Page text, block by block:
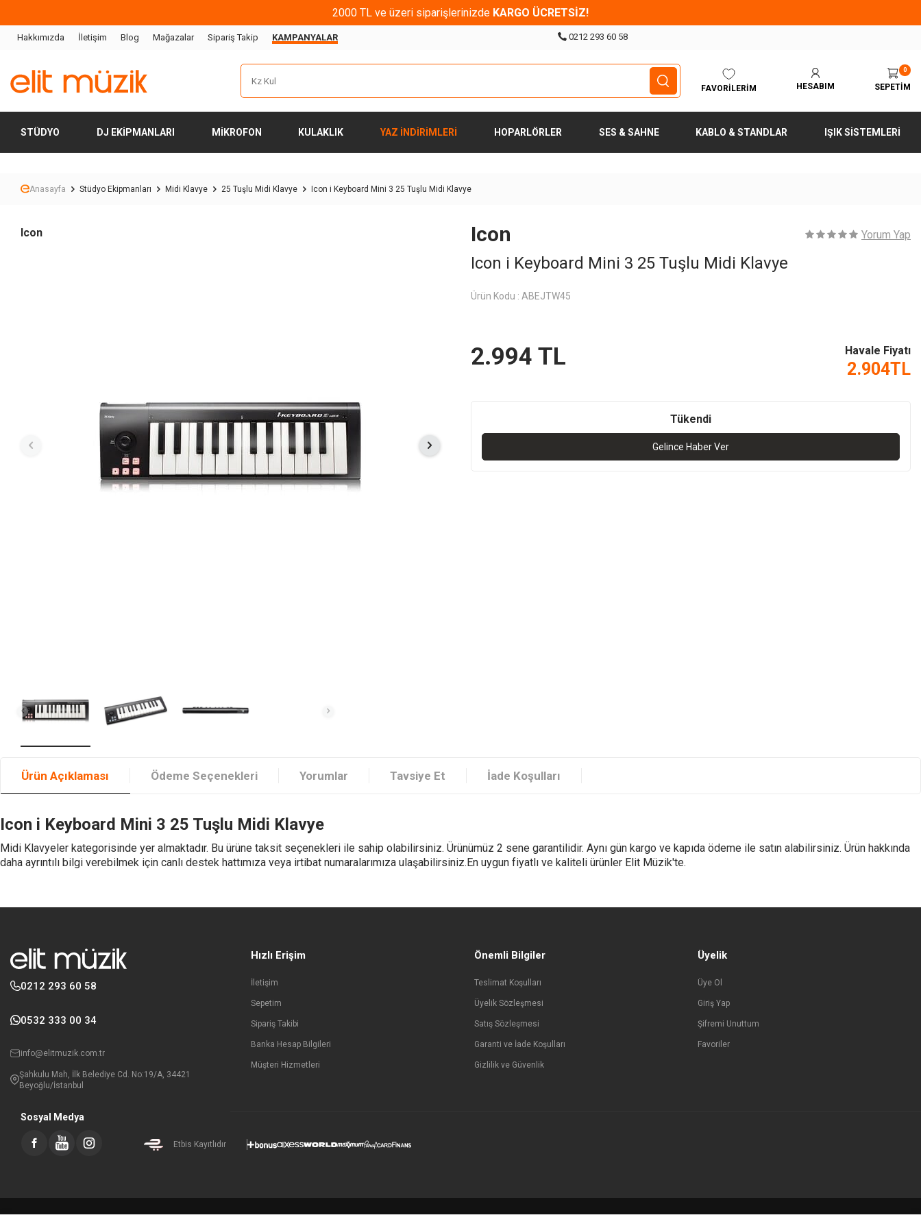
2000 TL ve üzeri siparişlerinizde KARGO ÜCRETSİZ!
Hakkımızda İletişim Blog Mağazalar Sipariş Takip KAMPANYALAR 0212 293 60 58
FAVORILERIM HESABIM
0
SEPETIM
STÜDYO DJ EKIPMANLARI MIKROFON KULAKLIK YAZ İNDİRİMLERİ HOPARLÖRLER SES & SAHNE KABLO & STANDLAR IŞIK SISTEMLERI
Anasayfa Stüdyo Ekipmanları Midi Klavye 25 Tuşlu Midi Klavye Icon i Keyboard Mini 3 25 Tuşlu Midi Klavye
Icon Icon Yorum Yap
Icon i Keyboard Mini 3 25 Tuşlu Midi Klavye
Ürün Kodu : ABEJTW45
2.994 TL Havale Fiyatı
2.904TL
Tükendi
Gelince Haber Ver
Ürün Açıklaması Ödeme Seçenekleri Yorumlar Tavsiye Et İade Koşulları
Icon i Keyboard Mini 3 25 Tuşlu Midi Klavye
Midi Klavyeler kategorisinde yer almaktadır. Bu ürüne taksit seçenekleri ile sahip olabilirsiniz. Ürünümüz 2 sene garantilidir. Aynı gün kargo ve kapıda ödeme ile satın alabilirsiniz. Ürün hakkında
daha ayrıntılı bilgi verebilmek için canlı destek hattımıza veya irtibat numaralarımıza ulaşabilirsiniz.En uygun fiyatlı ve kaliteli ürünler Elit Müzik'te.
Hızlı Erişim
İletişim
Sepetim
Sipariş Takibi
Banka Hesap Bilgileri
Müşteri Hizmetleri
Önemli Bilgiler
Teslimat Koşulları
Üyelik Sözleşmesi
Satış Sözleşmesi
Garanti ve İade Koşulları
Gizlilik ve Güvenlik
Üyelik
Üye Ol
Giriş Yap
Şifremi Unuttum
Favoriler
0212 293 60 58
0532 333 00 34
info@elitmuzik.com.tr
Şahkulu Mah, İlk Belediye Cd. No:19/A, 34421
Beyoğlu/İstanbul
Sosyal Medya
Etbis Kayıtlıdır